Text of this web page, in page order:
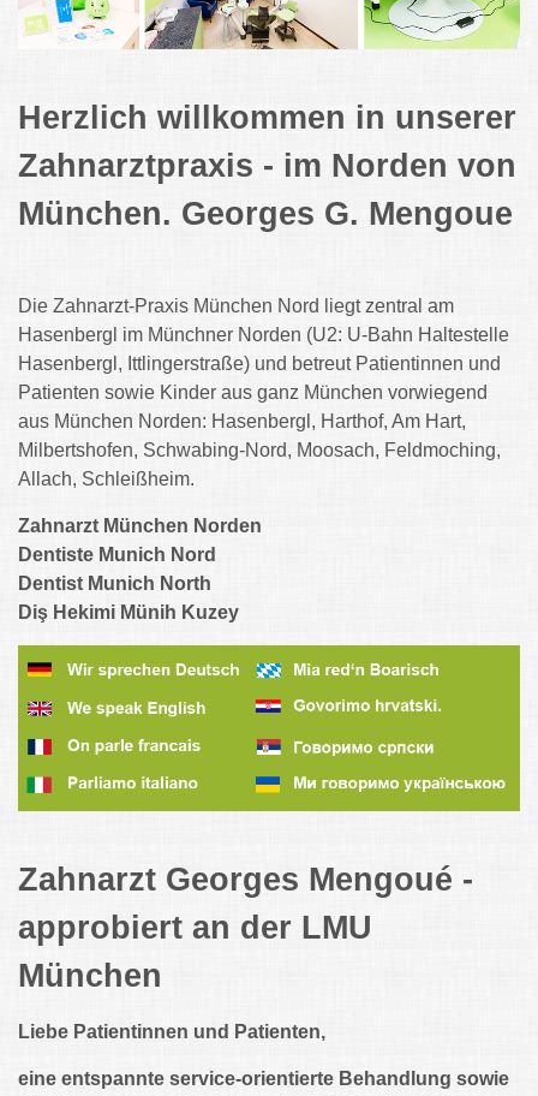
Herzlich willkommen in unserer
Zahnarztpraxis - im Norden von
München. Georges G. Mengoue
Die Zahnarzt-Praxis München Nord liegt zentral am
Hasenbergl im Münchner Norden (U2: U-Bahn Haltestelle
Hasenbergl, Ittlingerstraße) und betreut Patientinnen und
Patienten sowie Kinder aus ganz München vorwiegend
aus München Norden: Hasenbergl, Harthof, Am Hart,
Milbertshofen, Schwabing-Nord, Moosach, Feldmoching,
Allach, Schleißheim.
Zahnarzt München Norden
Dentiste Munich Nord
Dentist Munich North
Diş Hekimi Münih Kuzey
Zahnarzt Georges Mengoué -
approbiert an der LMU
München
Liebe Patientinnen und Patienten,
eine entspannte service-orientierte Behandlung sowie